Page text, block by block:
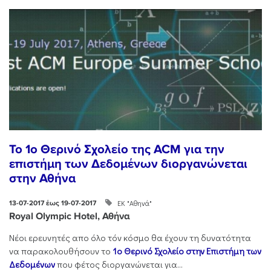
To 1ο Θερινό Σχολείο της ACM για την
επιστήμη των Δεδομένων διοργανώνεται
στην Αθήνα
13-07-2017 έως 19-07-2017 ΕΚ "Αθηνά"
Royal Olympic Hotel, Αθήνα
Νέοι ερευνητές απο όλο τόν κόσμο θα έχουν τη δυνατότητα
να παρακολουθήσουν το 1ο Θερινό Σχολείο στην Επιστήμη των
Δεδομένωνπου φέτος διοργανώνεται για...